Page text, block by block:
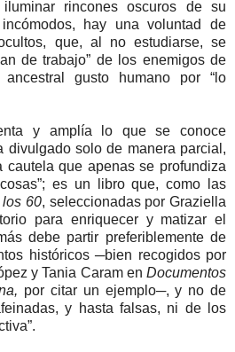
rincones oscuros de su
hay una voluntad de
que, al no estudiarse, se
de trabajo” de los enemigos de
gusto humano por “lo
y amplía lo que se conoce
divulgado solo de manera parcial,
que apenas se profundiza
es un libro que, como las
60, seleccionadas por Graziella
para enriquecer y matizar el
debe partir preferiblemente de
históricos ─bien recogidos por
y Tania Caram en Documentos
por citar un ejemplo─, y no de
y hasta falsas, ni de los